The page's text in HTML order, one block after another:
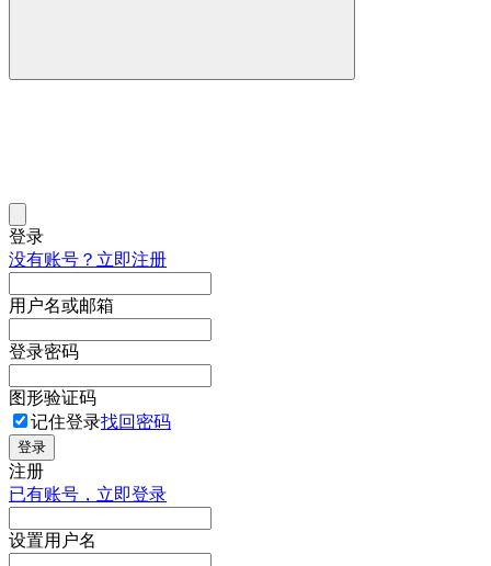
登录
没有账号？立即注册
用户名或邮箱
登录密码
图形验证码
记住登录找回密码
登录
注册
已有账号，立即登录
设置用户名